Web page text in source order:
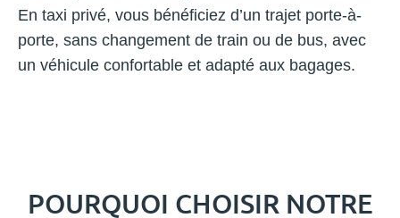
En taxi privé, vous bénéficiez d’un trajet porte-à-
porte, sans changement de train ou de bus, avec
un véhicule confortable et adapté aux bagages.
POURQUOI CHOISIR NOTRE